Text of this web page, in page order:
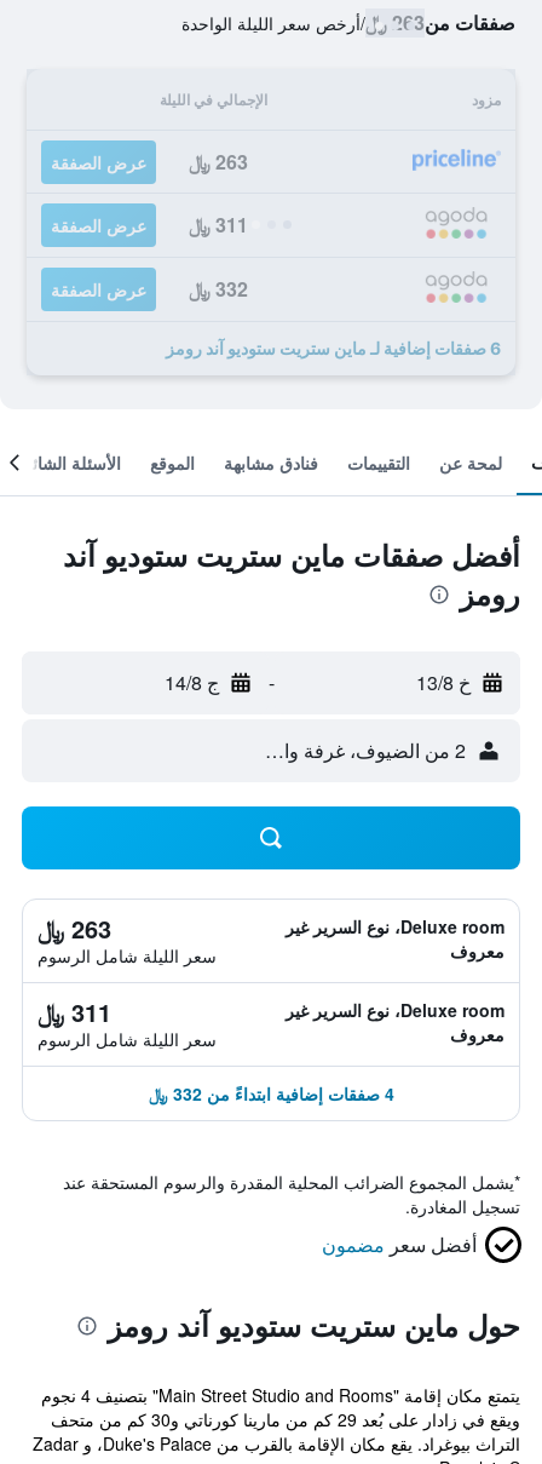
صفقات من263 ﷼ /أرخص سعر الليلة الواحدة
مزود الإجمالي في الليلة
263 ﷼ عرض الصفقة
311 ﷼ عرض الصفقة
332 ﷼ عرض الصفقة
6 صفقات إضافية لـ ماين ستريت ستوديو آند رومز
لمحة عن التقييمات فنادق مشابهة الموقع الأسئلة الشائعة
أفضل صفقات ماين ستريت ستوديو آند
رومز
خ 13/8 - ج 14/8
2 من الضيوف، غرفة واحدة
Deluxe room، نوع السرير غير
معروف
263 ﷼
سعر الليلة شامل الرسوم
Deluxe room، نوع السرير غير
معروف
311 ﷼
سعر الليلة شامل الرسوم
4 صفقات إضافية ابتداءً من 332 ﷼
*يشمل المجموع الضرائب المحلية المقدرة والرسوم المستحقة عند
تسجيل المغادرة.
أفضل سعر مضمون
حول ماين ستريت ستوديو آند رومز
يتمتع مكان إقامة "Main Street Studio and Rooms" بتصنيف 4 نجوم
ويقع في زادار على بُعد 29 كم من مارينا كورناتي و30 كم من متحف
التراث بيوغراد. يقع مكان الإقامة بالقرب من Duke's Palace، و Zadar